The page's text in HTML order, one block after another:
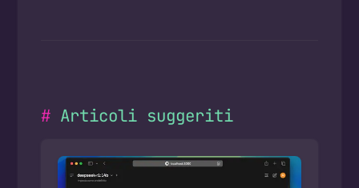
Articoli suggeriti